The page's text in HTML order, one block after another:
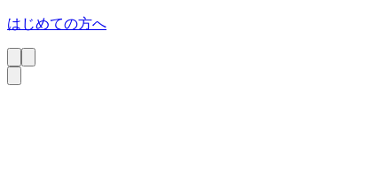
はじめての方へ